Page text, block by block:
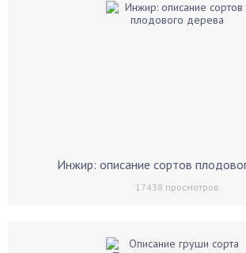
Инжир: описание сортов
17438 просмотров